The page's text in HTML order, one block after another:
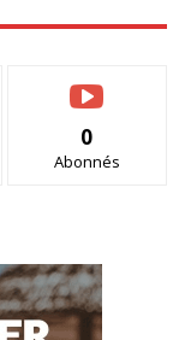
0
Abonnés